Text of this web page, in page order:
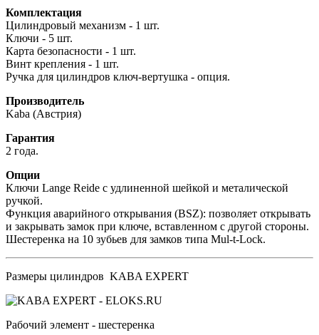
Комплектация
Цилиндровый механизм - 1 шт.
Ключи - 5 шт.
Карта безопасности - 1 шт.
Винт крепления - 1 шт.
Ручка для цилиндров ключ-вертушка - опция.
Производитель
Kaba (Австрия)
Гарантия
2 года.
Опции
Ключи Lange Reide с удлиненной шейкой и металической
ручкой.
Функция аварийного открывания (BSZ): позволяет открывать
и закрывать замок при ключе, вставленном с другой стороны.
Шестеренка на 10 зубьев для замков типа Mul-t-Lock.
Размеры цилиндров KABA EXPERT
Рабочий элемент - шестеренка